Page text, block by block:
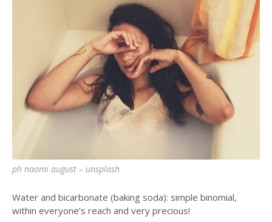
ph naomi august – unsplash
Water and bicarbonate (baking soda): simple binomial,
within everyone’s reach and very precious!